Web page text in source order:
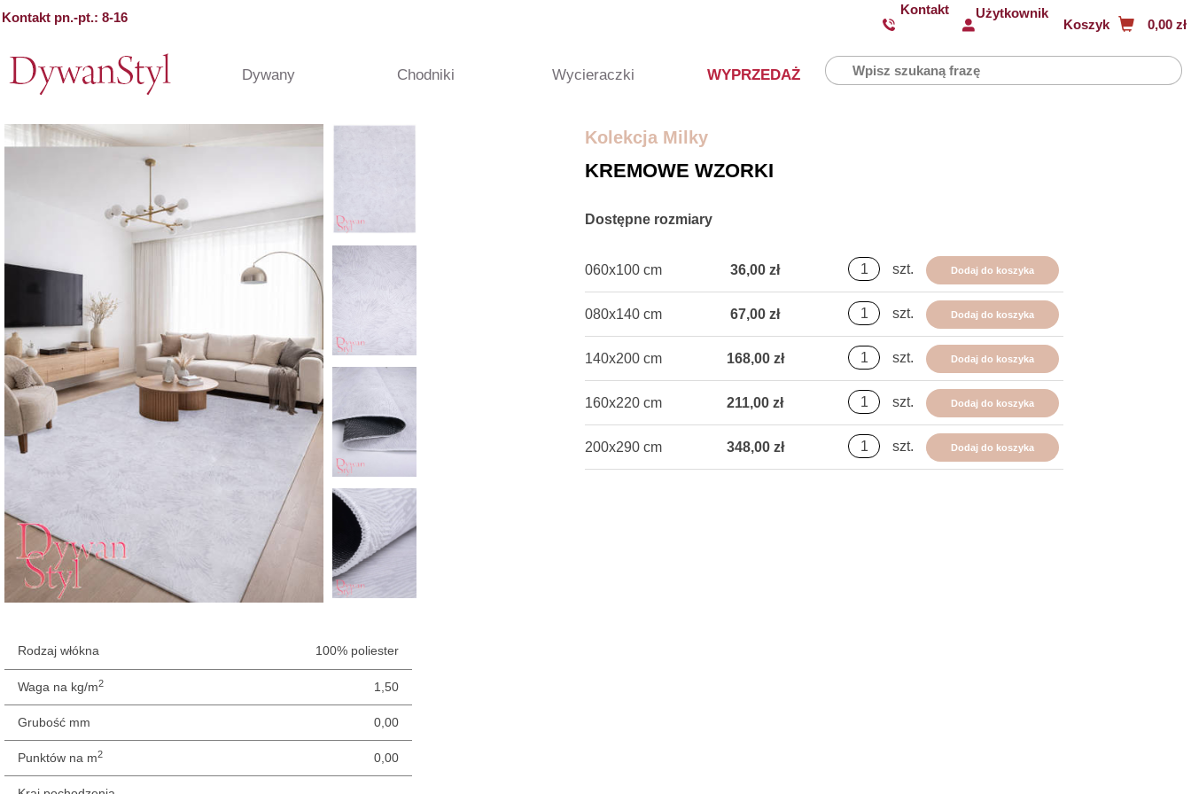
Kontakt pn.-pt.: 8-16
Kontakt Użytkownik
Koszyk 0,00 zł
Dywany Chodniki Wycieraczki WYPRZEDAŻ
Rodzaj włókna 100% poliester
Waga na kg/m2 1,50
Grubość mm 0,00
Punktów na m2 0,00
Kolekcja Milky
KREMOWE WZORKI
Dostępne rozmiary
060x100 cm 36,00 zł szt. Dodaj do koszyka
080x140 cm 67,00 zł szt. Dodaj do koszyka
140x200 cm 168,00 zł szt. Dodaj do koszyka
160x220 cm 211,00 zł szt. Dodaj do koszyka
200x290 cm 348,00 zł szt. Dodaj do koszyka